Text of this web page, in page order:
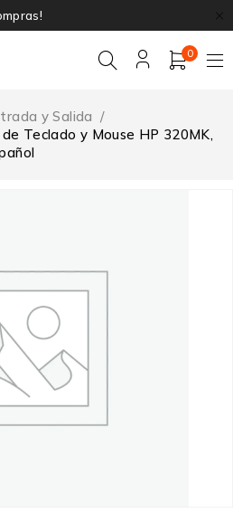
0
y Salida /
Teclado y Mouse HP 320MK,